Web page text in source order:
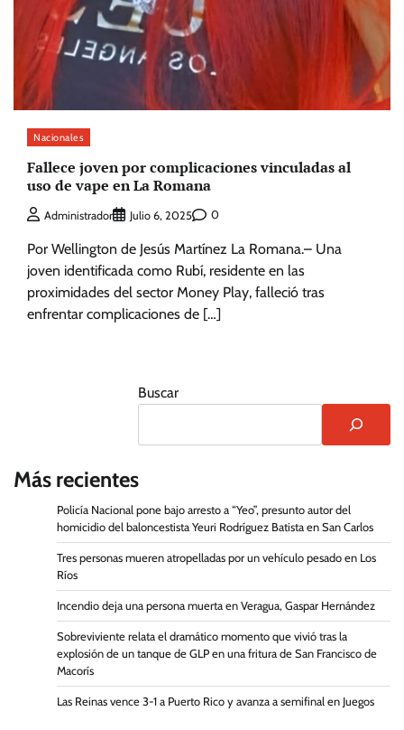
Nacionales
Fallece joven por complicaciones vinculadas al
uso de vape en La Romana
Administrador Julio 6, 2025 0
Por Wellington de Jesús Martínez La Romana.– Una
joven identificada como Rubí, residente en las
proximidades del sector Money Play, falleció tras
enfrentar complicaciones de […]
Buscar
Más recientes
Policía Nacional pone bajo arresto a “Yeo”, presunto autor del
homicidio del baloncestista Yeuri Rodríguez Batista en San Carlos
Tres personas mueren atropelladas por un vehículo pesado en Los
Ríos
Incendio deja una persona muerta en Veragua, Gaspar Hernández
Sobreviviente relata el dramático momento que vivió tras la
explosión de un tanque de GLP en una fritura de San Francisco de
Macorís
Las Reinas vence 3-1 a Puerto Rico y avanza a semifinal en Juegos